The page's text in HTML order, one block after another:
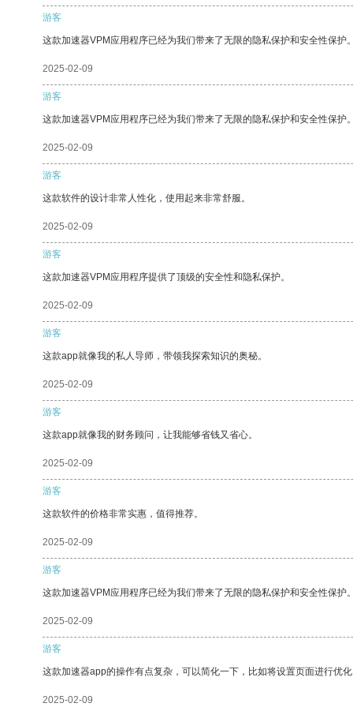
游客
这款加速器VPM应用程序已经为我们带来了无限的隐私保护和安全性保护
2025-02-09
游客
这款加速器VPM应用程序已经为我们带来了无限的隐私保护和安全性保护
2025-02-09
游客
这款软件的设计非常人性化，使用起来非常舒服。
2025-02-09
游客
这款加速器VPM应用程序提供了顶级的安全性和隐私保护。
2025-02-09
游客
这款app就像我的私人导师，带领我探索知识的奥秘。
2025-02-09
游客
这款app就像我的财务顾问，让我能够省钱又省心。
2025-02-09
游客
这款软件的价格非常实惠，值得推荐。
2025-02-09
游客
这款加速器VPM应用程序已经为我们带来了无限的隐私保护和安全性保护
2025-02-09
游客
这款加速器app的操作有点复杂，可以简化一下，比如将设置页面进行优
2025-02-09